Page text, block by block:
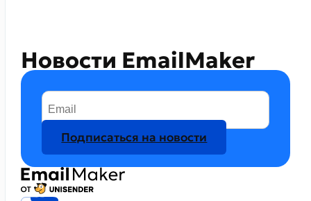
Новости EmailMaker
Подписаться на новости